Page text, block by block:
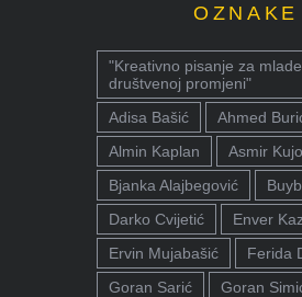
OZNAKE
"Kreativno pisanje za
društvenoj promjeni"
Adisa Bašić
Ahmed
Almin Kaplan
Asmir
Bjanka Alajbegović
Darko Cvijetić
Enver
Ervin Mujabašić
Ferida
Goran Sarić
Goran